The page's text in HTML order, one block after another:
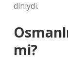
diniydi.
mi?